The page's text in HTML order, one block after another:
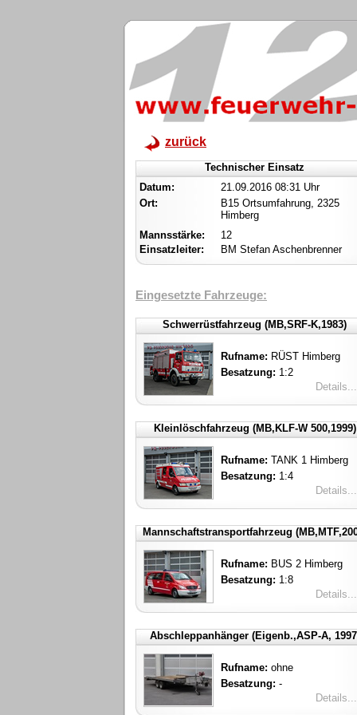
zurück
Technischer Einsatz
Datum:
21.09.2016 08:31 Uhr
Ort:
B15 Ortsumfahrung, 2325
Himberg
Mannsstärke:
12
Einsatzleiter:
BM Stefan Aschenbrenner
Eingesetzte Fahrzeuge:
Schwerrüstfahrzeug (MB,SRF-K,1983)
Rufname: RÜST Himberg
Besatzung: 1:2
Details...
Kleinlöschfahrzeug (MB,KLF-W 500,1999)
Rufname: TANK 1 Himberg
Besatzung: 1:4
Details...
Mannschaftstransportfahrzeug
Rufname: BUS 2 Himberg
Besatzung: 1:8
Details...
Abschleppanhänger (Eigenb.,ASP-A,
Rufname: ohne
Besatzung: -
Details...